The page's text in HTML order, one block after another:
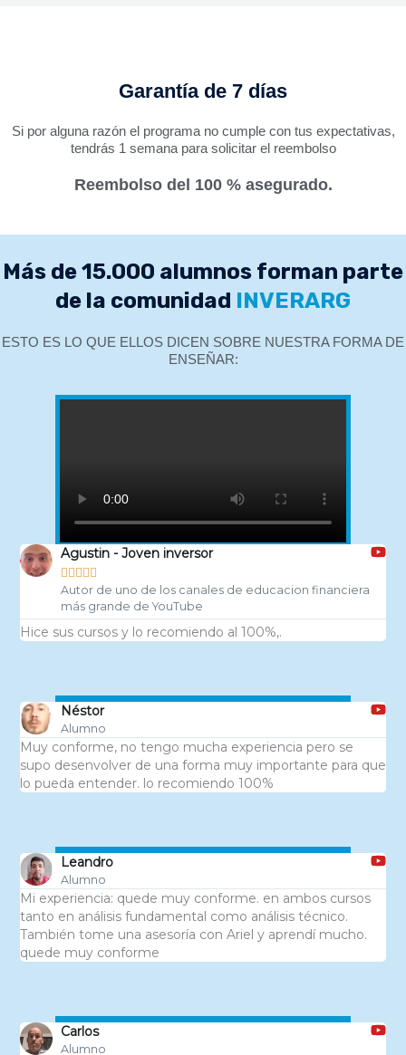
Garantía de 7 días
Si por alguna razón el programa no cumple con tus expectativas,
tendrás 1 semana para solicitar el reembolso
Reembolso del 100 % asegurado.
Más de 15.000 alumnos forman parte
de la comunidad INVERARG
ESTO ES LO QUE ELLOS DICEN SOBRE NUESTRA FORMA DE
ENSEÑAR:
Agustin - Joven inversor

Autor de uno de los canales de educacion financiera
más grande de YouTube
Hice sus cursos y lo recomiendo al 100%,.
Néstor
Alumno
Muy conforme, no tengo mucha experiencia pero se
supo desenvolver de una forma muy importante para que
lo pueda entender. lo recomiendo 100%
Leandro
Alumno
Mi experiencia: quede muy conforme. en ambos cursos
tanto en análisis fundamental como análisis técnico.
También tome una asesoría con Ariel y aprendí mucho.
quede muy conforme
Carlos
Alumno